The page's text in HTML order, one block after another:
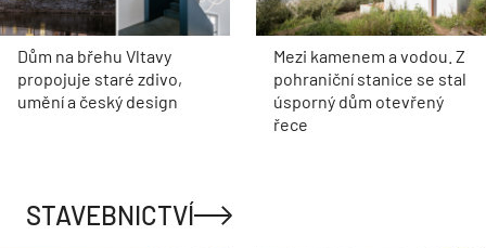
Dům na břehu Vltavy
propojuje staré zdivo,
umění a český design
Mezi kamenem a vodou. Z
pohraniční stanice se stal
úsporný dům otevřený
řece
STAVEBNICTVÍ